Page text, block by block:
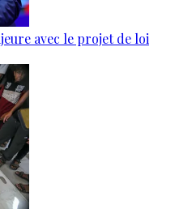
avec le projet de loi